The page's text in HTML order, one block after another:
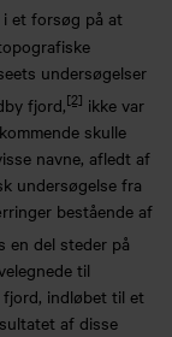
et forsøg på at
undersøgelser
fjord,[2] ikke var
skulle
navne, afledt af
undersøgelse fra
bestående af
en del steder på
til
indløbet til et
af disse